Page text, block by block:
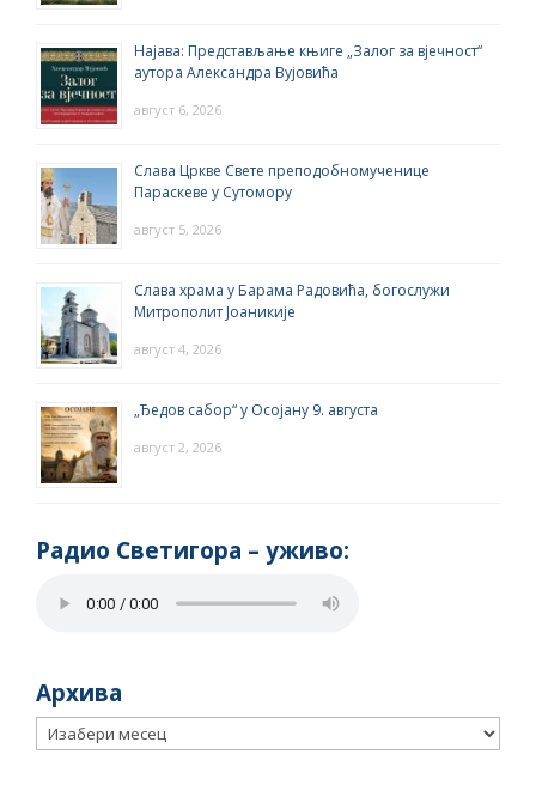
Најава: Представљање књиге „Залог за вјечност“
аутора Александра Вујовића
август 6, 2026
Слава Цркве Свете преподобномученице
Параскеве у Сутомору
август 5, 2026
Слава храма у Барама Радовића, богослужи
Митрополит Јоаникије
август 4, 2026
„Ђедов сабор“ у Осојану 9. августа
август 2, 2026
Радио Светигора – yживо:
Архива
Архива